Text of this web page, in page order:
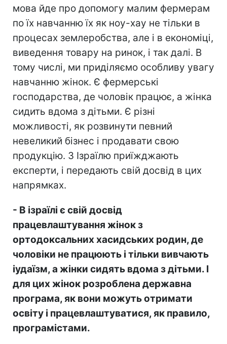
мова йде про допомогу малим фермерам
по їх навчанню їх як ноу-хау не тільки в
процесах землеробства, але і в економіці,
виведення товару на ринок, і так далі. В
тому числі, ми приділяємо особливу увагу
навчанню жінок. Є фермерські
господарства, де чоловік працює, а жінка
сидить вдома з дітьми. Є різні
можливості, як розвинути певний
невеликий бізнес і продавати свою
продукцію. З Ізраїлю приїжджають
експерти, і передають свій досвід в цих
напрямках.
- В ізраїлі є свій досвід
працевлаштування жінок з
ортодоксальних хасидських родин, де
чоловіки не працюють і тільки вивчають
іудаїзм, а жінки сидять вдома з дітьми. І
для цих жінок розроблена державна
програма, як вони можуть отримати
освіту і працевлаштуватися, як правило,
програмістами.